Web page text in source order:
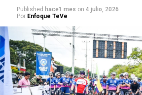
Published hace1 mes on 4 julio, 2026
Por Enfoque TeVe